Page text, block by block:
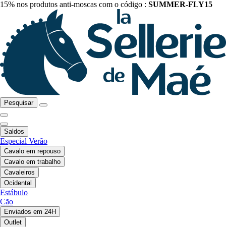
15% nos produtos anti-moscas com o código : SUMMER-FLY15
Pesquisar
Saldos
Especial Verão
Cavalo em repouso
Cavalo em trabalho
Cavaleiros
Ocidental
Estábulo
Cão
Enviados em 24H
Outlet